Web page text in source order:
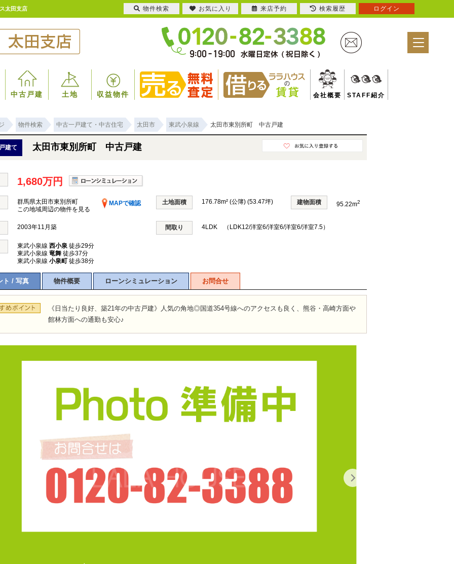
太田支店
中古戸建 土地 収益物件 会社概要 STAFF紹介
物件検索 中古一戸建て・中古住宅 太田市 東武小泉線 太田市東別所町 中古戸建
建て 太田市東別所町 中古戸建
1,680万円
群馬県太田市東別所町
MAPで確認
この地域周辺の物件を見る
土地面積 176.78m² (公簿) (53.47坪) 建物面積 95.22m2
2003年11月築 間取り 4LDK （LDK12/洋室6/洋室6/洋室6/洋室7.5）
東武小泉線 西小泉 徒歩29分
東武小泉線 竜舞 徒歩37分
東武小泉線 小泉町 徒歩38分
ト / 写真 物件概要 ローンシミュレーション お問合せ
《日当たり良好、築21年の中古戸建》人気の角地◎国道354号線へのアクセスも良く、熊谷・高崎方面や
館林方面への通勤も安心♪
物件検索 お気に入り 来店予約 検索履歴 ログイン